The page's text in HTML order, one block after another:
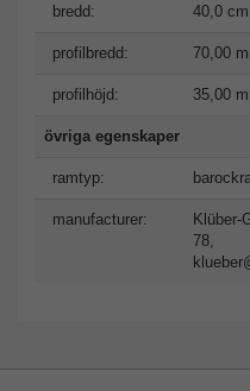
bredd: 40,0 cm
profilbredd: 70,00
profilhöjd: 35,00
övriga egenskaper
ramtyp:
manufacturer:
Klüber-
78,